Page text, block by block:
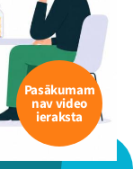
Pasākumam
nav video
ieraksta